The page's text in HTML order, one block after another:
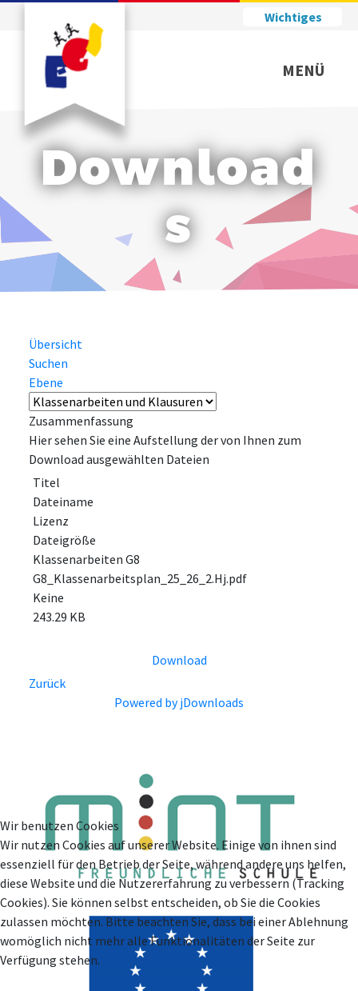
Wichtiges
MENÜ
Download
s
Übersicht
Suchen
Ebene
Zusammenfassung
Hier sehen Sie eine Aufstellung der von Ihnen zum
Download ausgewählten Dateien
Titel
Dateiname
Lizenz
Dateigröße
Klassenarbeiten G8
G8_Klassenarbeitsplan_25_26_2.Hj.pdf
Keine
243.29 KB
Download
Zurück
Powered by jDownloads
Wir benutzen Cookies
Wir nutzen Cookies auf unserer Website. Einige von ihnen sind
essenziell für den Betrieb der Seite, während andere uns helfen,
diese Website und die Nutzererfahrung zu verbessern (Tracking
Cookies). Sie können selbst entscheiden, ob Sie die Cookies
zulassen möchten. Bitte beachten Sie, dass bei einer Ablehnung
womöglich nicht mehr alle Funktionalitäten der Seite zur
Verfügung stehen.